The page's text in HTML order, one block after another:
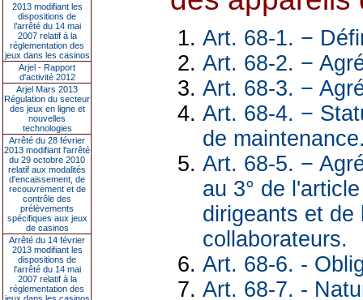
2013 modifiant les
dispositions de
l’arrêté du 14 mai
2007 relatif à la
réglementation des
jeux dans les casinos
Arjel - Rapport
d'activité 2012
Arjel Mars 2013
Régulation du secteur
des jeux en ligne et
nouvelles
technologies
Arrêté du 28 février
2013 modifiant l'arrêté
du 29 octobre 2010
relatif aux modalités
d'encaissement, de
recouvrement et de
contrôle des
prélèvements
spécifiques aux jeux
de casinos
Arrêté du 14 février
2013 modifiant les
dispositions de
l'arrêté du 14 mai
2007 relatif à la
réglementation des
Art. 68-1. −
Art. 68-2. −
Art. 68-3. −
Art. 68-4. −
de
Art. 68-5. −
au 3° de
dirigeants et de
collaborateurs.
Art. 68-6. -
Art. 68-7. -